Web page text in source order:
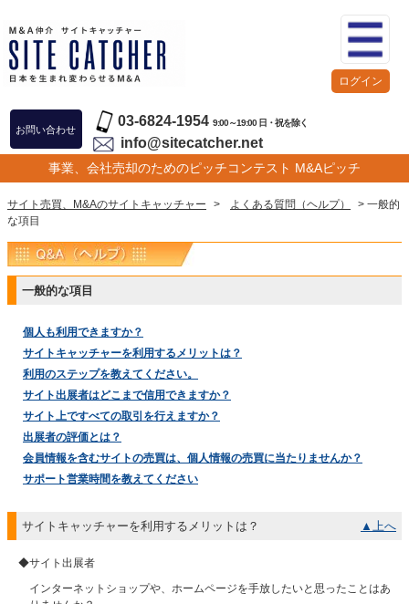
お問い合わせ
03-6824-1954 9:00～19:00 日・祝を除く
info@sitecatcher.net
事業、会社売却のためのピッチコンテスト M&Aピッチ
ログイン
サイト売買、M&Aのサイトキャッチャー > よくある質問（ヘルプ）
> 一般的
な項目
一般的な項目
個人も利用できますか？
サイトキャッチャーを利用するメリットは？
利用のステップを教えてください。
サイト出展者はどこまで信用できますか？
サイト上ですべての取引を行えますか？
出展者の評価とは？
会員情報を含むサイトの売買は、個人情報の売買に当たりませんか？
サポート営業時間を教えてください
サイトキャッチャーを利用するメリットは？ ▲上へ
◆サイト出展者
インターネットショップや、ホームページを手放したいと思ったことはあ